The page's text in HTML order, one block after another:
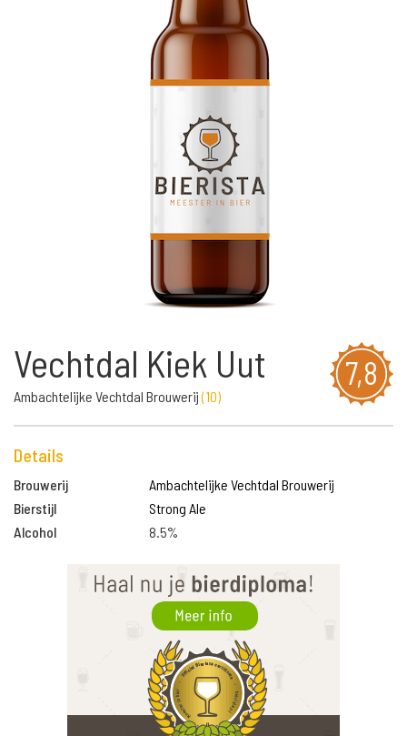
7,8
Vechtdal Kiek Uut
Ambachtelijke Vechtdal Brouwerij(10)
Details
Brouwerij
Ambachtelijke Vechtdal Brouwerij
Bierstijl
Strong Ale
Alcohol
8.5%